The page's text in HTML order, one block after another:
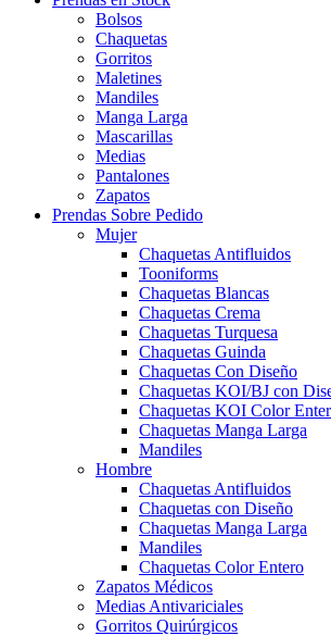
Bolsos
Chaquetas
Gorritos
Maletines
Mandiles
Manga Larga
Mascarillas
Medias
Pantalones
Zapatos
Prendas Sobre Pedido
Mujer
Chaquetas Antifluidos
Tooniforms
Chaquetas Blancas
Chaquetas Crema
Chaquetas Turquesa
Chaquetas Guinda
Chaquetas Con Diseño
Chaquetas KOI/BJ con
Chaquetas KOI Color
Chaquetas Manga Larga
Mandiles
Hombre
Chaquetas Antifluidos
Chaquetas con Diseño
Chaquetas Manga Larga
Mandiles
Chaquetas Color Entero
Zapatos Médicos
Medias Antivariciales
Gorritos Quirúrgicos